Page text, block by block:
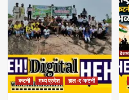
कटनी मध्य प्रदेश हाल -ए-कटनी